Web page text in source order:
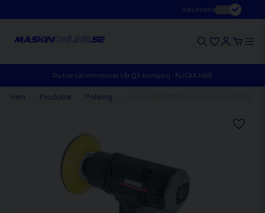
Inkl.moms
Du har väl inte missat vår Q3-kampanj - KLICKA HÄR!
Hem Produkter Polering